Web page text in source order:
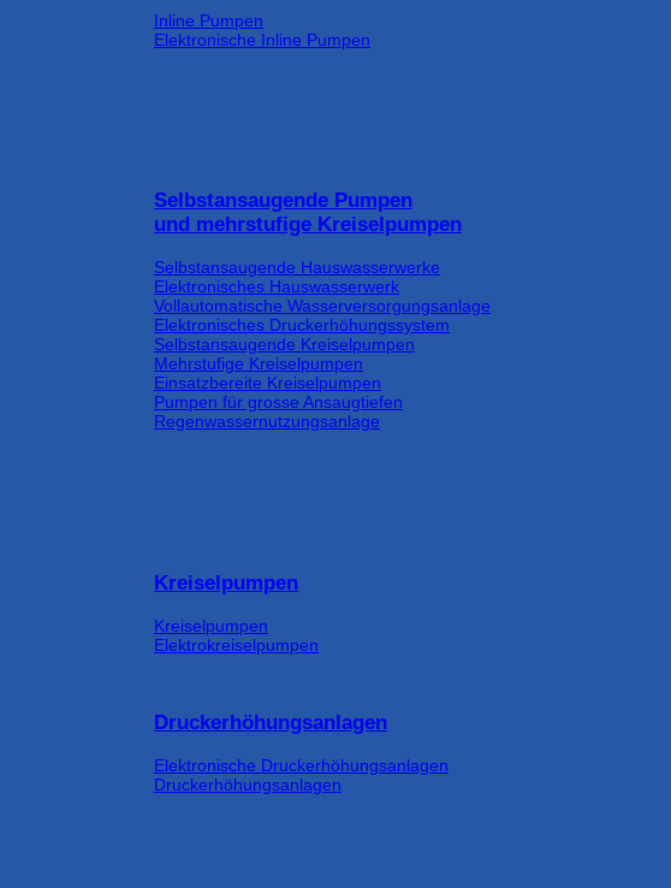
Inline Pumpen
Elektronische Inline Pumpen
Selbstansaugende Pumpen
und mehrstufige Kreiselpumpen
Selbstansaugende Hauswasserwerke
Elektronisches Hauswasserwerk
Vollautomatische Wasserversorgungsanlage
Elektronisches Druckerhöhungssystem
Selbstansaugende Kreiselpumpen
Mehrstufige Kreiselpumpen
Einsatzbereite Kreiselpumpen
Pumpen für grosse Ansaugtiefen
Regenwassernutzungsanlage
Kreiselpumpen
Kreiselpumpen
Elektrokreiselpumpen
Druckerhöhungsanlagen
Elektronische Druckerhöhungsanlagen
Druckerhöhungsanlagen